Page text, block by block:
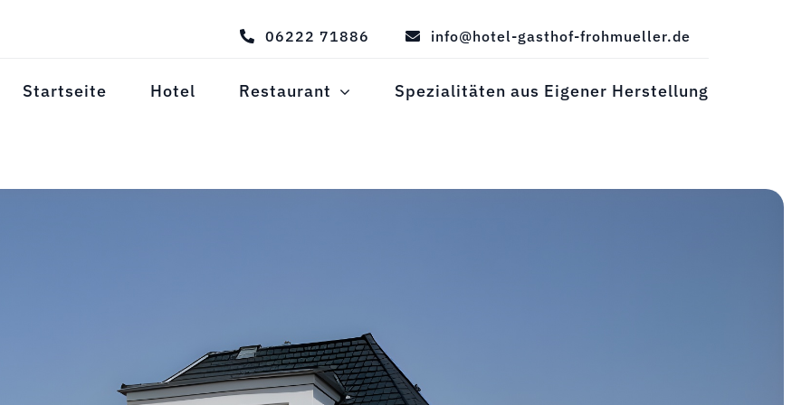
06222 71886 info@hotel-gasthof-frohmueller.de
Startseite Hotel Restaurant Spezialitäten aus Eigener Herstellung